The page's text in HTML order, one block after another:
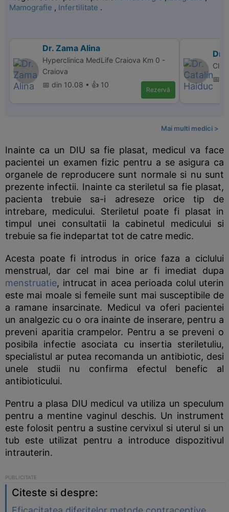
Mamografie , Infertilitate .
Dr. Zama Alina
Hyperclinica MedLife Craiova Km 0 -
Craiova
📅 din 10.08 • 👍 10
Rezervă
Dr.
📅
Mai multi medici >
Inainte ca un DIU sa fie plasat, medicul va face
pacientei un examen fizic pentru a se asigura ca
organele de reproducere sunt normale si nu sunt
prezente infectii. Inainte ca steriletul sa fie plasat,
pacienta trebuie sa-i adreseze orice tip de
intrebare, medicului. Steriletul poate fi plasat in
timpul unei consultatii la cabinetul medicului si
trebuie sa fie indepartat tot de catre medic.
Acesta poate fi introdus in orice faza a ciclului
menstrual, dar cel mai bine ar fi imediat dupa
menstruatie, intrucat in acea perioada colul uterin
este mai moale si femeile sunt mai susceptibile de
a ramane insarcinate. Medicul va oferi pacientei
un analgezic cu o ora inainte de inserare, pentru a
preveni aparitia crampelor. Pentru a se preveni o
posibila infectie asociata cu insertia steriletuliu,
specialistul ar putea recomanda un antibiotic, desi
unele studii nu confirma efectul benefic al
antibioticului.
Pentru a plasa DIU medicul va utiliza un speculum
pentru a mentine vaginul deschis. Un instrument
este folosit pentru a sustine cervixul si uterul si un
tub este utilizat pentru a introduce dispozitivul
intrauterin.
Citeste si despre: